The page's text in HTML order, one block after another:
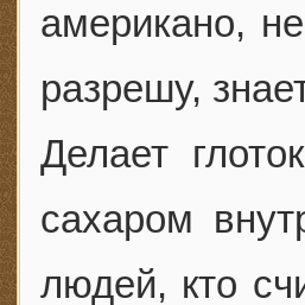
американо,
разрешу,
Делает
сахаром
людей, кто